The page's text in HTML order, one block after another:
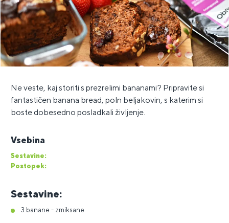
Ne veste, kaj storiti s prezrelimi bananami? Pripravite si
fantastičen banana bread, poln beljakovin, s katerim si
boste dobesedno posladkali življenje.
Vsebina
Sestavine:
Postopek:
Sestavine:
3 banane - zmiksane